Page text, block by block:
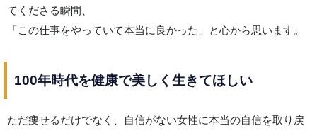
てくださる瞬間、
「この仕事をやっていて本当に良かった」と心から思います。
100年時代を健康で美しく生きてほしい
ただ痩せるだけでなく、自信がない女性に本当の自信を取り戻